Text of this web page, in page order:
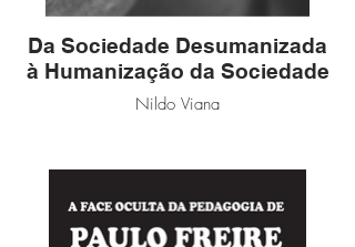
Da Sociedade Desumanizada
à Humanização da Sociedade
Nildo Viana